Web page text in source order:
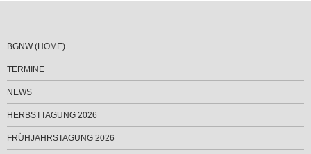
BGNW (HOME)
TERMINE
NEWS
HERBSTTAGUNG 2026
FRÜHJAHRSTAGUNG 2026